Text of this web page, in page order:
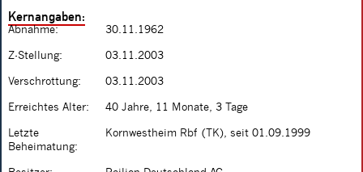
Kernangaben:
Abnahme: 30.11.1962
Z-Stellung: 03.11.2003
Verschrottung: 03.11.2003
Erreichtes Alter: 40 Jahre, 11 Monate, 3 Tage
Letzte
Beheimatung:
Kornwestheim Rbf (TK), seit 01.09.1999